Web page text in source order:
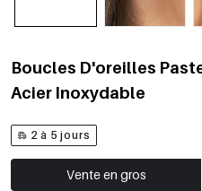
Boucles D'oreilles
Acier Inoxydable
2 à 5 jours
Vente en gros